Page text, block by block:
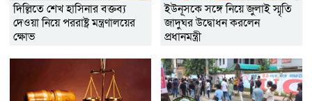
দিল্লিতে শেখ হাসিনার বক্তব্য
দেওয়া নিয়ে পররাষ্ট্র মন্ত্রণালয়ের
ক্ষোভ
ইউনূসকে সঙ্গে নিয়ে জুলাই স্মৃতি
জাদুঘর উদ্বোধন করলেন
প্রধানমন্ত্রী